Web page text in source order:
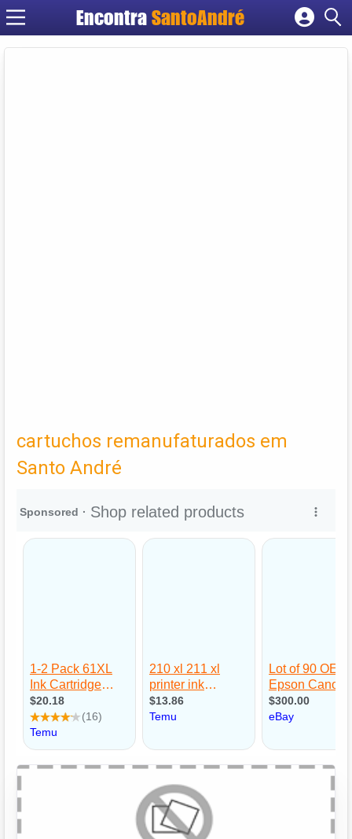
Encontra SantoAndré
Cadastrar empresa
cartuchos remanufaturados em
Santo André